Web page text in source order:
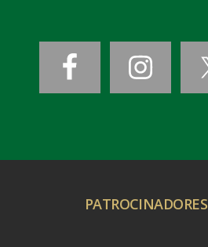
PATROCINADORES